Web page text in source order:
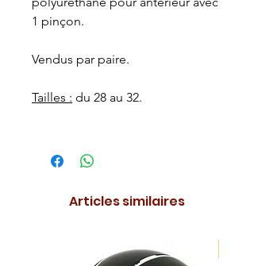
1 pinçon.
Vendus par paire.
Tailles : du 28 au 32.
Articles similaires